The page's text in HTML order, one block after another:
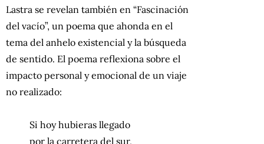
Lastra se revelan también en “Fascinación
del vacío”, un poema que ahonda en el
tema del anhelo existencial y la búsqueda
de sentido. El poema reflexiona sobre el
impacto personal y emocional de un viaje
no realizado:
Si hoy hubieras llegado
por la carretera del sur,